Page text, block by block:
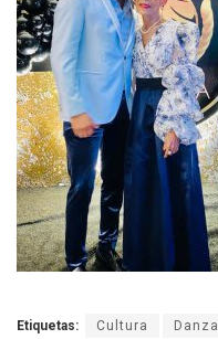
Etiquetas: Cultura Danza